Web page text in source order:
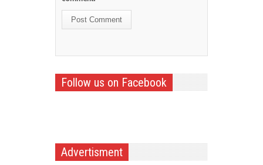
Follow us on Facebook
Advertisment